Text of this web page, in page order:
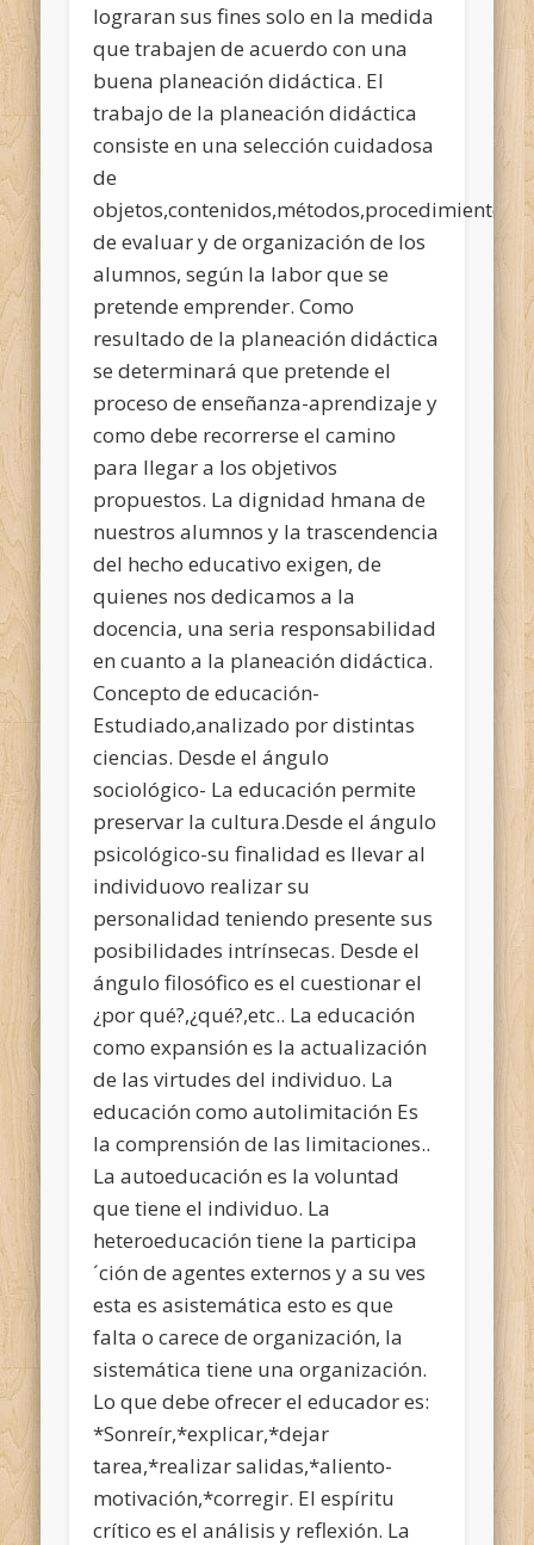
lograran sus fines solo en la medida
que trabajen de acuerdo con una
buena planeación didáctica. El
trabajo de la planeación didáctica
consiste en una selección cuidadosa
de
de evaluar y de organización de los
alumnos, según la labor que se
pretende emprender. Como
resultado de la planeación didáctica
se determinará que pretende el
proceso de enseñanza-aprendizaje y
como debe recorrerse el camino
para llegar a los objetivos
propuestos. La dignidad hmana de
nuestros alumnos y la trascendencia
del hecho educativo exigen, de
quienes nos dedicamos a la
docencia, una seria responsabilidad
en cuanto a la planeación didáctica.
Concepto de educación-
Estudiado,analizado por distintas
ciencias. Desde el ángulo
sociológico- La educación permite
preservar la cultura.Desde el ángulo
psicológico-su finalidad es llevar al
individuovo realizar su
personalidad teniendo presente sus
posibilidades intrínsecas. Desde el
ángulo filosófico es el cuestionar el
¿por qué?,¿qué?,etc.. La educación
como expansión es la actualización
de las virtudes del individuo. La
educación como autolimitación Es
la comprensión de las limitaciones..
La autoeducación es la voluntad
que tiene el individuo. La
heteroeducación tiene la participa
´ción de agentes externos y a su ves
esta es asistemática esto es que
falta o carece de organización, la
sistemática tiene una organización.
Lo que debe ofrecer el educador es:
*Sonreír,*explicar,*dejar
tarea,*realizar salidas,*aliento-
motivación,*corregir. El espíritu
crítico es el análisis y reflexión. La